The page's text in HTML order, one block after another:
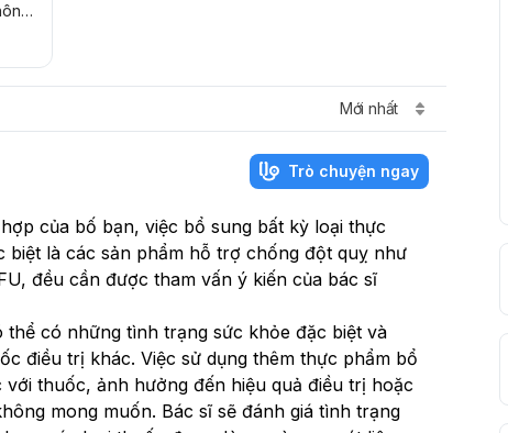
Mới nhất
Trò chuyện ngay
của bố bạn, việc bổ sung bất kỳ loại thực
biệt là các sản phẩm hỗ trợ chống đột quỵ như
đều cần được tham vấn ý kiến của bác sĩ
thể có những tình trạng sức khỏe đặc biệt và
điều trị khác. Việc sử dụng thêm thực phẩm bổ
với thuốc, ảnh hưởng đến hiệu quả điều trị hoặc
mong muốn. Bác sĩ sẽ đánh giá tình trạng